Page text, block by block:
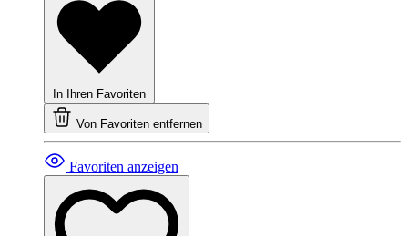
In Ihren Favoriten
Von Favoriten entfernen
Favoriten anzeigen